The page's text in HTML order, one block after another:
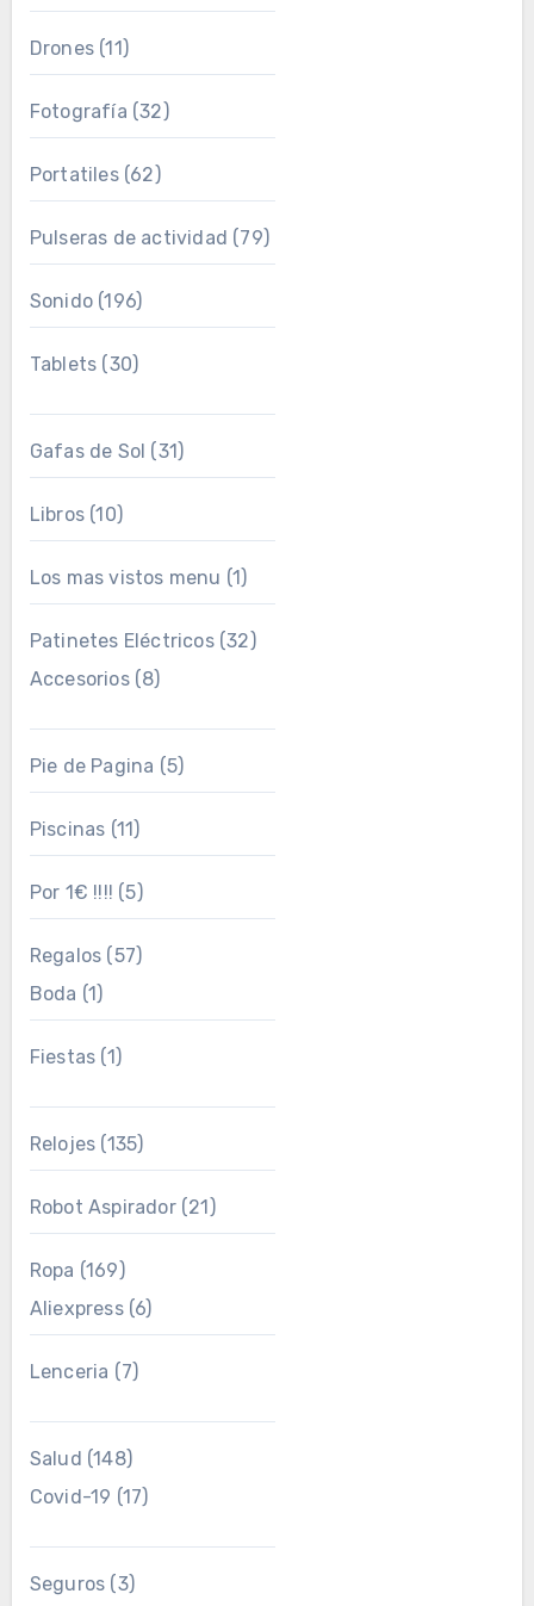
Drones(11)
Fotografía (32)
Portatiles(62)
Pulseras de actividad (79)
Sonido(196)
Tablets (30)
Gafas de Sol (31)
Libros(10)
Los mas vistos menu (1)
Patinetes Eléctricos(32)
Accesorios(8)
Pie de Pagina (5)
Piscinas (11)
Por 1€ !!!! (5)
Regalos (57)
Boda (1)
Fiestas (1)
Relojes (135)
Robot Aspirador(21)
Ropa (169)
Aliexpress(6)
Lenceria (7)
Salud (148)
Covid-19 (17)
Seguros (3)